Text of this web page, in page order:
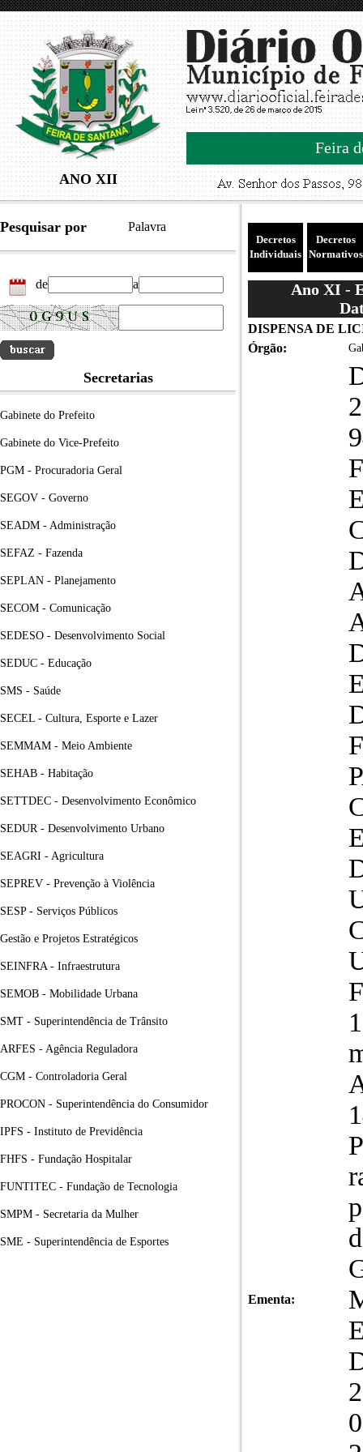
ANO XII
Feira
Pesquisar por Palavra
de a
Secretarias
Gabinete do Prefeito
Gabinete do Vice-Prefeito
PGM - Procuradoria Geral
SEGOV - Governo
SEADM - Administração
SEFAZ - Fazenda
SEPLAN - Planejamento
SECOM - Comunicação
SEDESO - Desenvolvimento Social
SEDUC - Educação
SMS - Saúde
SECEL - Cultura, Esporte e Lazer
SEMMAM - Meio Ambiente
SEHAB - Habitação
SETTDEC - Desenvolvimento Econômico
SEDUR - Desenvolvimento Urbano
SEAGRI - Agricultura
SEPREV - Prevenção à Violência
SESP - Serviços Públicos
Gestão e Projetos Estratégicos
SEINFRA - Infraestrutura
SEMOB - Mobilidade Urbana
SMT - Superintendência de Trânsito
ARFES - Agência Reguladora
CGM - Controladoria Geral
PROCON - Superintendência do Consumidor
IPFS - Instituto de Previdência
FHFS - Fundação Hospitalar
FUNTITEC - Fundação de Tecnologia
SMPM - Secretaria da Mulher
SME - Superintendência de Esportes
Decretos
Individuais
Decretos
Normativos
Ano XI -
DISPENSA DE
Órgão:
Ementa: